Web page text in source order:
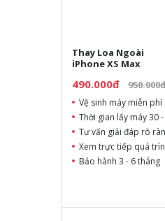
Thay Loa Ngoài
iPhone XS Max
490.000đ 950.000đ
Vệ sinh máy miễn phí
Thời gian lấy máy 30
Tư vấn giải đáp rõ
Xem trực tiếp quá
Bảo hành 3 - 6 tháng